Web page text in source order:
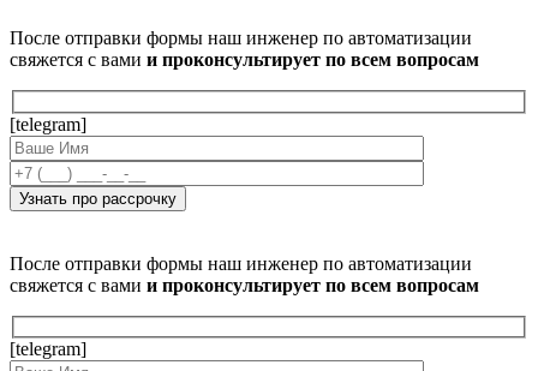
После отправки формы наш инженер по автоматизации
свяжется с вами и проконсультирует по всем вопросам
[telegram]
После отправки формы наш инженер по автоматизации
свяжется с вами и проконсультирует по всем вопросам
[telegram]